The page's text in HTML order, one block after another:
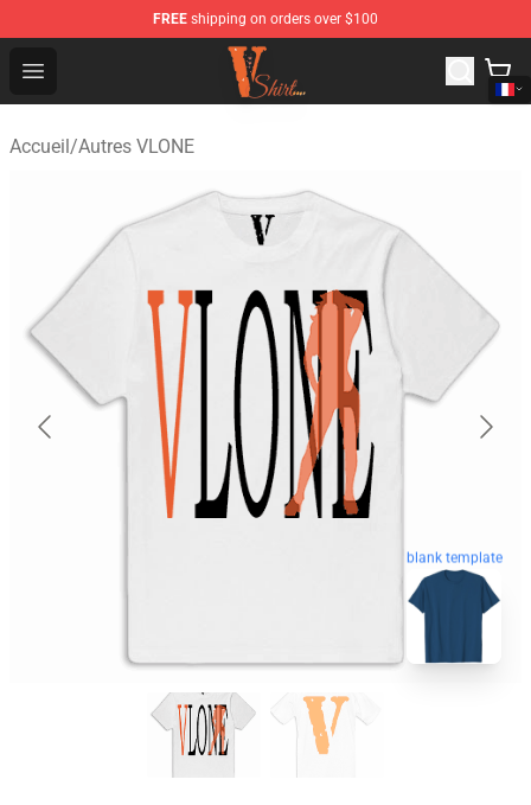
FREE shipping on orders over $100
Open menu
Vlone Shirt Store - Official Vlone Shirt Shop
Accueil/Autres VLONE
blank template